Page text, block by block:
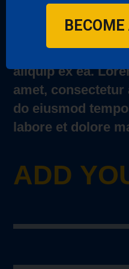
dolore magna
minim veniam,
exercitation
aliquip ex ea.
amet,
do eiusmod
labore et dolore
ADD